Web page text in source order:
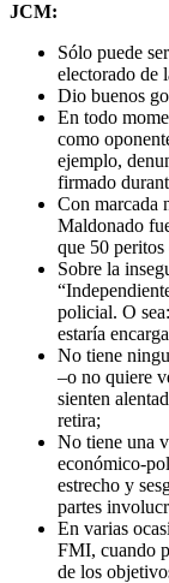
JCM:
Sólo puede
electorado de
Dio buenos
En todo
como
ejemplo,
firmado
Con marcada
Maldonado
que 50 peritos
Sobre la
policial. O
estaría
No tiene
–o no quiere
sienten
retira;
No tiene una
económico-
estrecho y
partes
En varias
FMI, cuando
de los